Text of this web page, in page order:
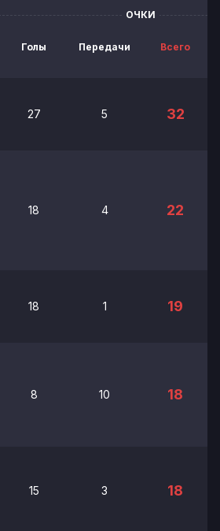
ОЧКИ
Голы Передачи Всего
27 5 32
18 4 22
18 1 19
8 10 18
15 3 18